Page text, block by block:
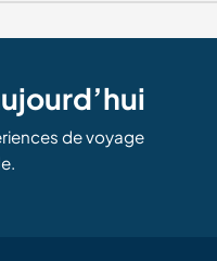
de voyage